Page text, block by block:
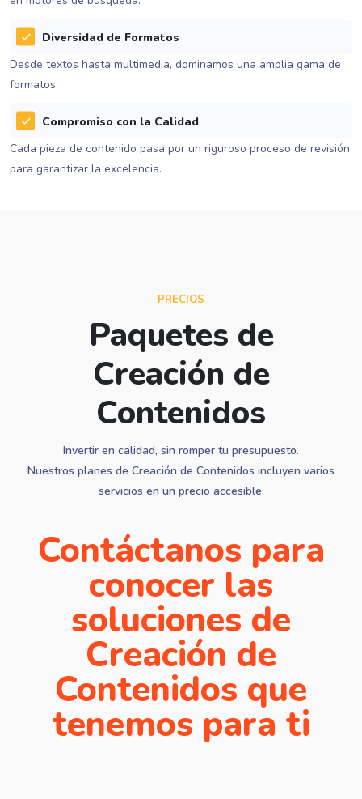
Diversidad de Formatos
Desde textos hasta multimedia, dominamos una amplia gama de
formatos.
Compromiso con la Calidad
Cada pieza de contenido pasa por un riguroso proceso de revisión
para garantizar la excelencia.
PRECIOS
Paquetes de
Creación de
Contenidos
Invertir en calidad, sin romper tu presupuesto.
Nuestros planes de Creación de Contenidos incluyen varios
servicios en un precio accesible.
Contáctanos para
conocer las
soluciones de
Creación de
Contenidos que
tenemos para ti